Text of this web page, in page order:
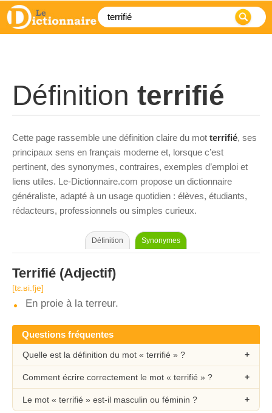
Définition terrifié
Cette page rassemble une définition claire du mot terrifié, ses
principaux sens en français moderne et, lorsque c’est
pertinent, des synonymes, contraires, exemples d’emploi et
liens utiles. Le-Dictionnaire.com propose un dictionnaire
généraliste, adapté à un usage quotidien : élèves, étudiants,
rédacteurs, professionnels ou simples curieux.
Définition Synonymes
Terrifié (Adjectif)
[tɛ.ʁi.fje]
En proie à la terreur.
Questions fréquentes
Quelle est la définition du mot « terrifié » ?
Comment écrire correctement le mot « terrifié » ?
Le mot « terrifié » est-il masculin ou féminin ?